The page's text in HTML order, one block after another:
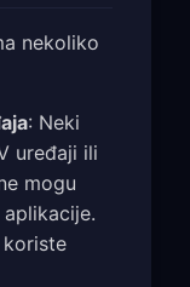
nekoliko
: Neki
uređaji ili
mogu
koriste